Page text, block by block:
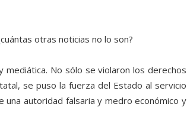
otras noticias no lo son?
mediática. No sólo se violaron los derechos
se puso la fuerza del Estado al servicio
autoridad falsaria y medro económico y